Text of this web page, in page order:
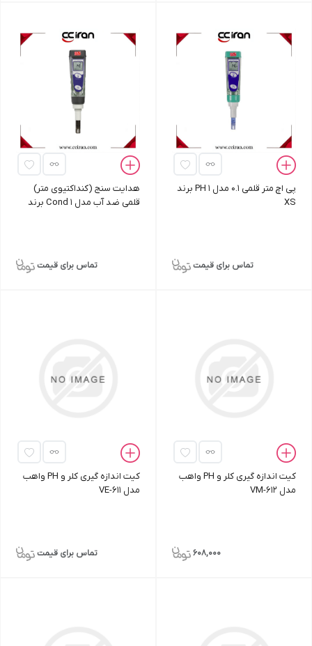
پی اچ متر قلمی 0.1 مدل PH 1 برند
XS
تماس برای قیمت
هدایت سنج (کنداکتیوی متر)
قلمی ضد آب مدل Cond 1 برند
تماس برای قیمت
کیت اندازه‌ گیری کلر و PH واهب
مدل VM-612
608,000
کیت اندازه‌ گیری کلر و PH واهب
مدل VE-611
تماس برای قیمت